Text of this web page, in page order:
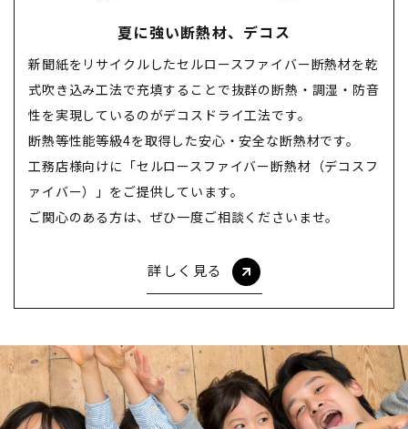
夏に強い断熱材、デコス
新聞紙をリサイクルしたセルロースファイバー断熱材を乾
式吹き込み工法で充填することで抜群の断熱・調湿・防音
性を実現しているのがデコスドライ工法です。
断熱等性能等級4を取得した安心・安全な断熱材です。
工務店様向けに「セルロースファイバー断熱材（デコスフ
ァイバー）」をご提供しています。
ご関心のある方は、ぜひ一度ご相談くださいませ。
詳しく見る